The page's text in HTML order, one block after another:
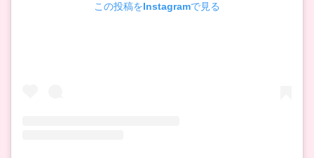
この投稿をInstagramで見る